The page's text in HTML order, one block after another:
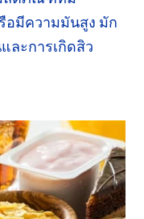
อมีความมันสูง มัก
และการเกิดสิว